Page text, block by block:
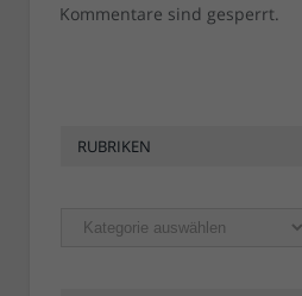
Kommentare sind gesperrt.
RUBRIKEN
Rubriken